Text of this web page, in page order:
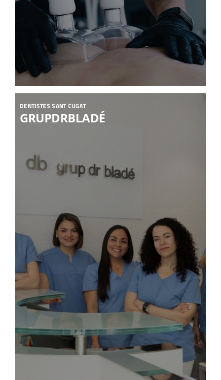
DENTISTES SANT CUGAT
GRUPDRBLADÉ